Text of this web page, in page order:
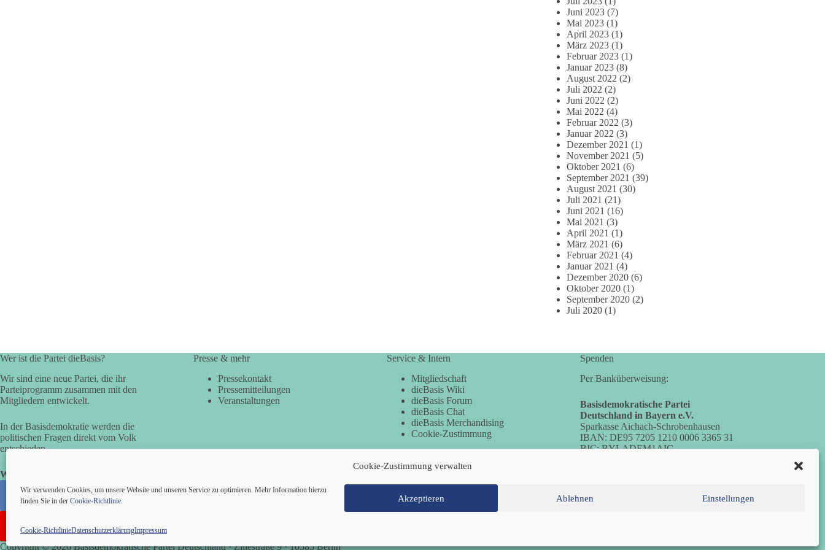
Cookie-Zustimmung verwalten
Wir verwenden Cookies, um unsere Website und unseren Service zu optimieren. Mehr Information hierzu
finden Sie in der Cookie-Richtlinie. Akzeptieren Ablehnen Einstellungen
Cookie-RichtlinieDatenschutzerklärungImpressum
Juni 2023 (7)
Mai 2023 (1)
April 2023 (1)
März 2023 (1)
Februar 2023 (1)
Januar 2023 (8)
August 2022 (2)
Juli 2022 (2)
Juni 2022 (2)
Mai 2022 (4)
Februar 2022 (3)
Januar 2022 (3)
Dezember 2021 (1)
November 2021 (5)
Oktober 2021 (6)
September 2021 (39)
August 2021 (30)
Juli 2021 (21)
Juni 2021 (16)
Mai 2021 (3)
April 2021 (1)
März 2021 (6)
Februar 2021 (4)
Januar 2021 (4)
Dezember 2020 (6)
Oktober 2020 (1)
September 2020 (2)
Juli 2020 (1)
Wer ist die Partei dieBasis?
Wir sind eine neue Partei, die ihr
Parteiprogramm zusammen mit den
Mitgliedern entwickelt.
In der Basisdemokratie werden die
politischen Fragen direkt vom Volk
entschieden.
Wir alle sind die Basis!
Presse & mehr
Pressekontakt
Pressemitteilungen
Veranstaltungen
Service & Intern
Mitgliedschaft
dieBasis Wiki
dieBasis Forum
dieBasis Chat
dieBasis Merchandising
Cookie-Zustimmung
Spenden
Per Banküberweisung:
Basisdemokratische Partei
Deutschland in Bayern e.V.
Sparkasse Aichach-Schrobenhausen
IBAN: DE95 7205 1210 0006 3365 31
BIC: BYLADEM1AIC
Mitglied werden Kontakt Cookie-Richtlinie (EU)
Copyright © 2026 Basisdemokratische Partei Deutschland · Zillestraße 9 · 10585 Berlin